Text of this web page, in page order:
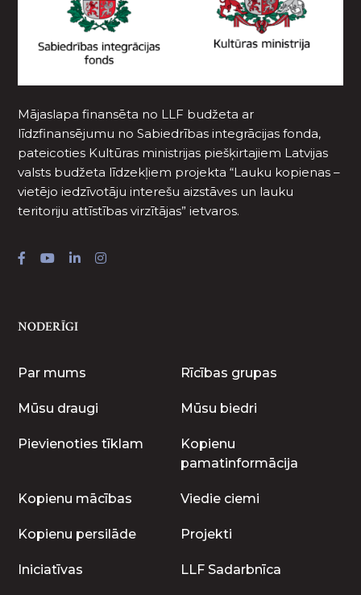
Mājaslapa finansēta no LLF budžeta ar
līdzfinansējumu no Sabiedrības integrācijas fonda,
pateicoties Kultūras ministrijas piešķirtajiem Latvijas
valsts budžeta līdzekļiem projekta “Lauku kopienas –
vietējo iedzīvotāju interešu aizstāves un lauku
teritoriju attīstības virzītājas” ietvaros.
NODERĪGI
Par mums Rīcības grupas
Mūsu draugi Mūsu biedri
Pievienoties tīklam
Kopienu
pamatinformācija
Kopienu mācības Viedie ciemi
Kopienu persilāde Projekti
Iniciatīvas LLF Sadarbnīca